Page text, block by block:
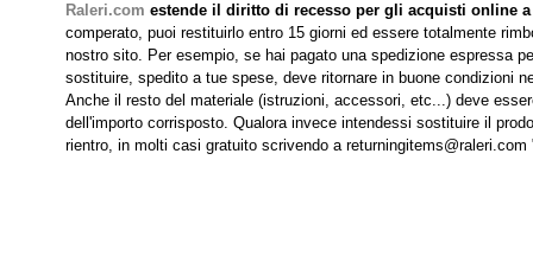
Raleri.com estende il diritto di recesso per gli acquisti online
comperato, puoi restituirlo entro 15 giorni ed essere totalmente
nostro sito. Per esempio, se hai pagato una spedizione espressa
sostituire, spedito a tue spese, deve ritornare in buone condizioni
Anche il resto del materiale (istruzioni, accessori, etc...) deve
dell'importo corrisposto. Qualora invece intendessi sostituire il
rientro, in molti casi gratuito scrivendo a